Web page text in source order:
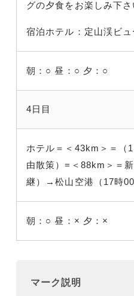
グの夕食をお楽しみ下さ
宿泊ホテル：定山渓ビ
朝：○ 昼：○ 夕：○
4日目
ホテル＝＜43km＞＝（
由散策）=＜88km＞＝
継）→松山空港（17時00
朝：○ 昼：× 夕：×
マーク説明